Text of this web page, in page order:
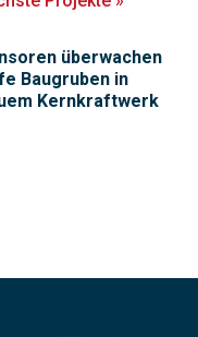
überwachen
Baugruben in
Kernkraftwerk